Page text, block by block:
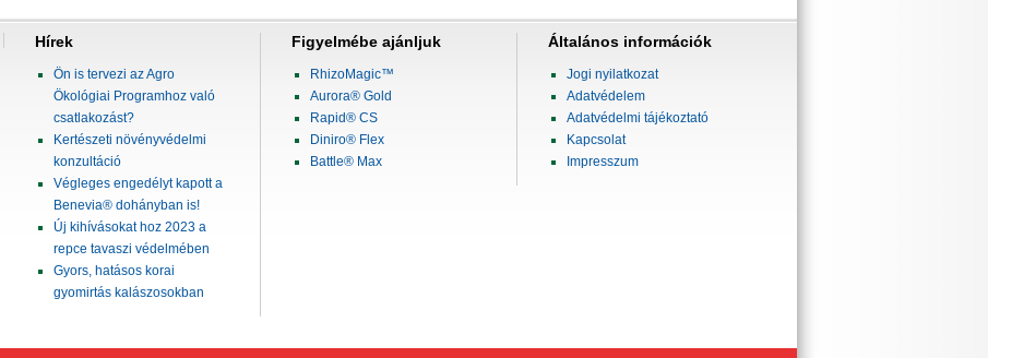
Hírek
Ön is tervezi az Agro
Ökológiai Programhoz való
csatlakozást?
Kertészeti növényvédelmi
konzultáció
Végleges engedélyt kapott a
Benevia® dohányban is!
Új kihívásokat hoz 2023 a
repce tavaszi védelmében
Gyors, hatásos korai
gyomirtás kalászosokban
Figyelmébe ajánljuk
RhizoMagic™
Aurora® Gold
Rapid® CS
Diniro® Flex
Battle® Max
Általános információk
Jogi nyilatkozat
Adatvédelem
Adatvédelmi tájékoztató
Kapcsolat
Impresszum